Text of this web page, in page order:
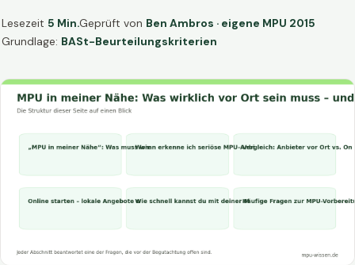
Lesezeit 5 Min.Geprüft von Ben Ambros · eigene MPU 2015
Grundlage: BASt-Beurteilungskriterien